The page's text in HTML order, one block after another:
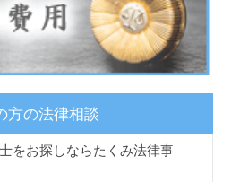
方の法律相談
をお探しならたくみ法律事